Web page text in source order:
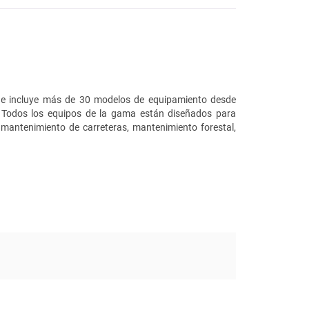
incluye más de 30 modelos de equipamiento desde
los equipos de la gama están diseñados para
de carreteras, mantenimiento forestal,